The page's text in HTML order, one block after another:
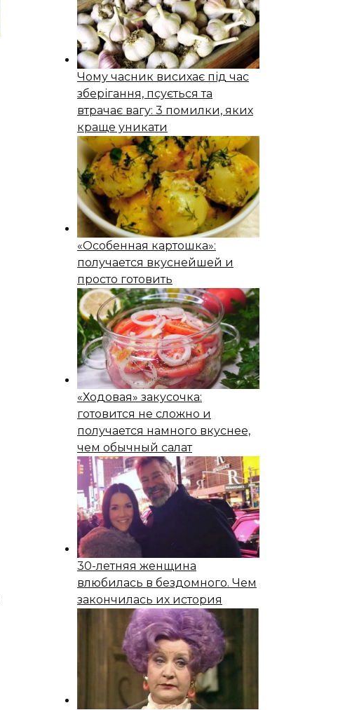
Чому часник висихає під час
зберігання, псується та
втрачає вагу: 3 помилки, яких
краще уникати
«Особенная картошка»:
получается вкуснейшей и
просто готовить
«Ходовая» закусочка:
готовится не сложно и
получается намного вкуснее,
чем обычный салат
30-летняя женщина
влюбилась в бездомного. Чем
закончилась их история